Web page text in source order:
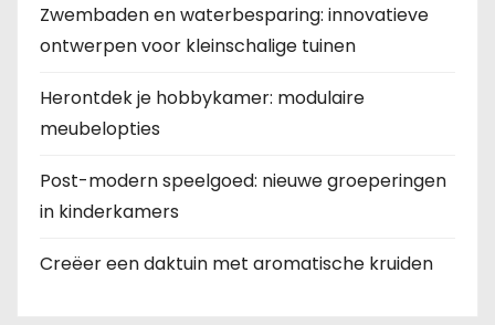
Zwembaden en waterbesparing: innovatieve
ontwerpen voor kleinschalige tuinen
Herontdek je hobbykamer: modulaire
meubelopties
Post-modern speelgoed: nieuwe groeperingen
in kinderkamers
Creëer een daktuin met aromatische kruiden